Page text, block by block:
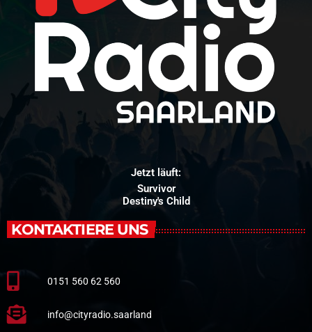
Jetzt läuft:
Survivor
Destiny's Child
KONTAKTIERE UNS
0151 560 62 560
info@cityradio.saarland